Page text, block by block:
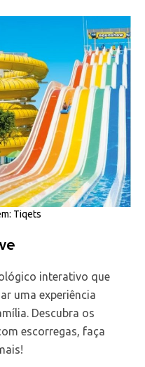
Tiqets
interativo que
uma experiência
Descubra os
escorregas, faça